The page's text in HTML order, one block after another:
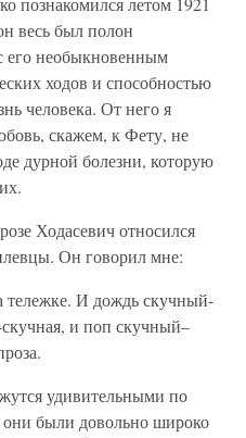
весь был полон
его необыкновенным
ходов и способностью
человека. От него я
скажем, к Фету, не
дурной болезни, которую
Ходасевич относился
Он говорил мне:
И дождь скучный-
и поп скучный–
удивительными по
они были довольно широко